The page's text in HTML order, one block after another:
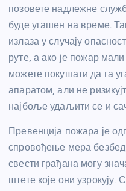
позовете надлежне
буде угашен на време.
излаза у случају
руте, а ако је пожар
можете покушати да га
апаратом, али не
најбоље удаљити се и
Превенција пожара је
спровођење мера
свести грађана могу
штете које они